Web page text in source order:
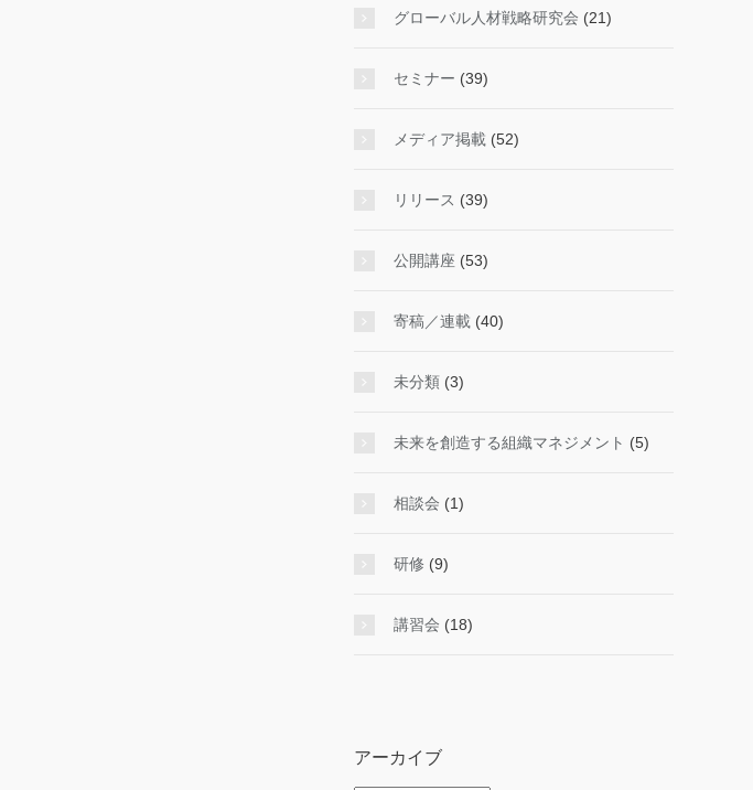
グローバル人材戦略研究会 (21)
セミナー (39)
メディア掲載 (52)
リリース (39)
公開講座 (53)
寄稿／連載 (40)
未分類 (3)
未来を創造する組織マネジメント (5)
相談会 (1)
研修 (9)
講習会 (18)
アーカイブ